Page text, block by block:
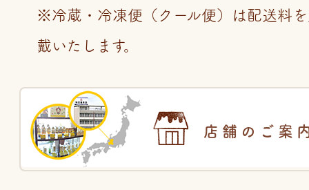
※冷蔵・冷凍便（クール便）は配送料
戴いたします。
店舗のご案